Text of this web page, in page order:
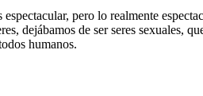
pero lo realmente
dejábamos de ser seres sexuales,
humanos.